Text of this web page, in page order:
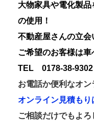
大物家具や電化製
の使用！
不動産屋さんの立会
ご希望のお客様は車
TEL 0178-38-9302
お電話か便利なオン
オンライン見積もり
ご相談だけでもよ